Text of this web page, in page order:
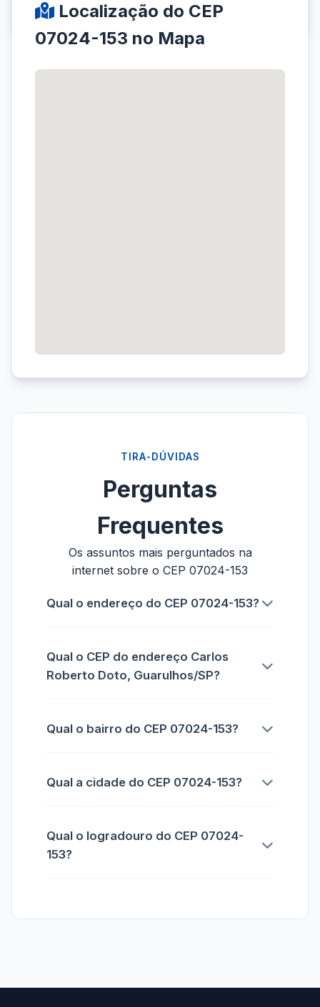
Localização do CEP
07024-153 no Mapa
TIRA-DÚVIDAS
Perguntas
Frequentes
Os assuntos mais perguntados na
internet sobre o CEP 07024-153
Qual o endereço do CEP 07024-153?
Qual o CEP do endereço Carlos
Roberto Doto, Guarulhos/SP?
Qual o bairro do CEP 07024-153?
Qual a cidade do CEP 07024-153?
Qual o logradouro do CEP 07024-
153?